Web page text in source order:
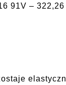
91V – 322,26